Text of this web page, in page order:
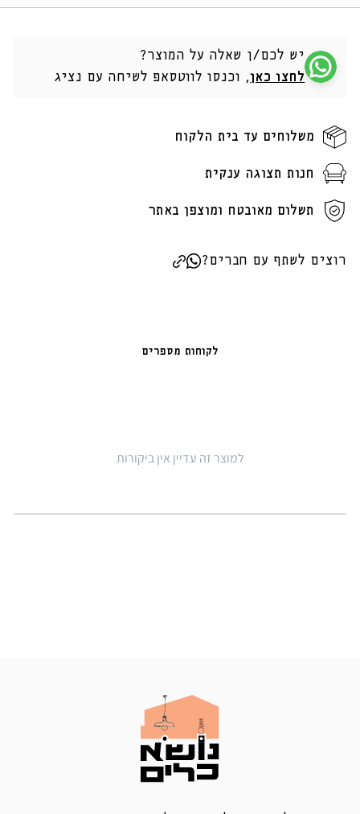
יש לכם/ן שאלה על המוצר?
לחצו כאן, וכנסו לווטסאפ לשיחה עם נציג
משלוחים עד בית הלקוח
חנות תצוגה ענקית
תשלום מאובטח ומוצפן באתר
רוצים לשתף עם חברים?
לקוחות מספרים
למוצר זה עדיין אין ביקורות